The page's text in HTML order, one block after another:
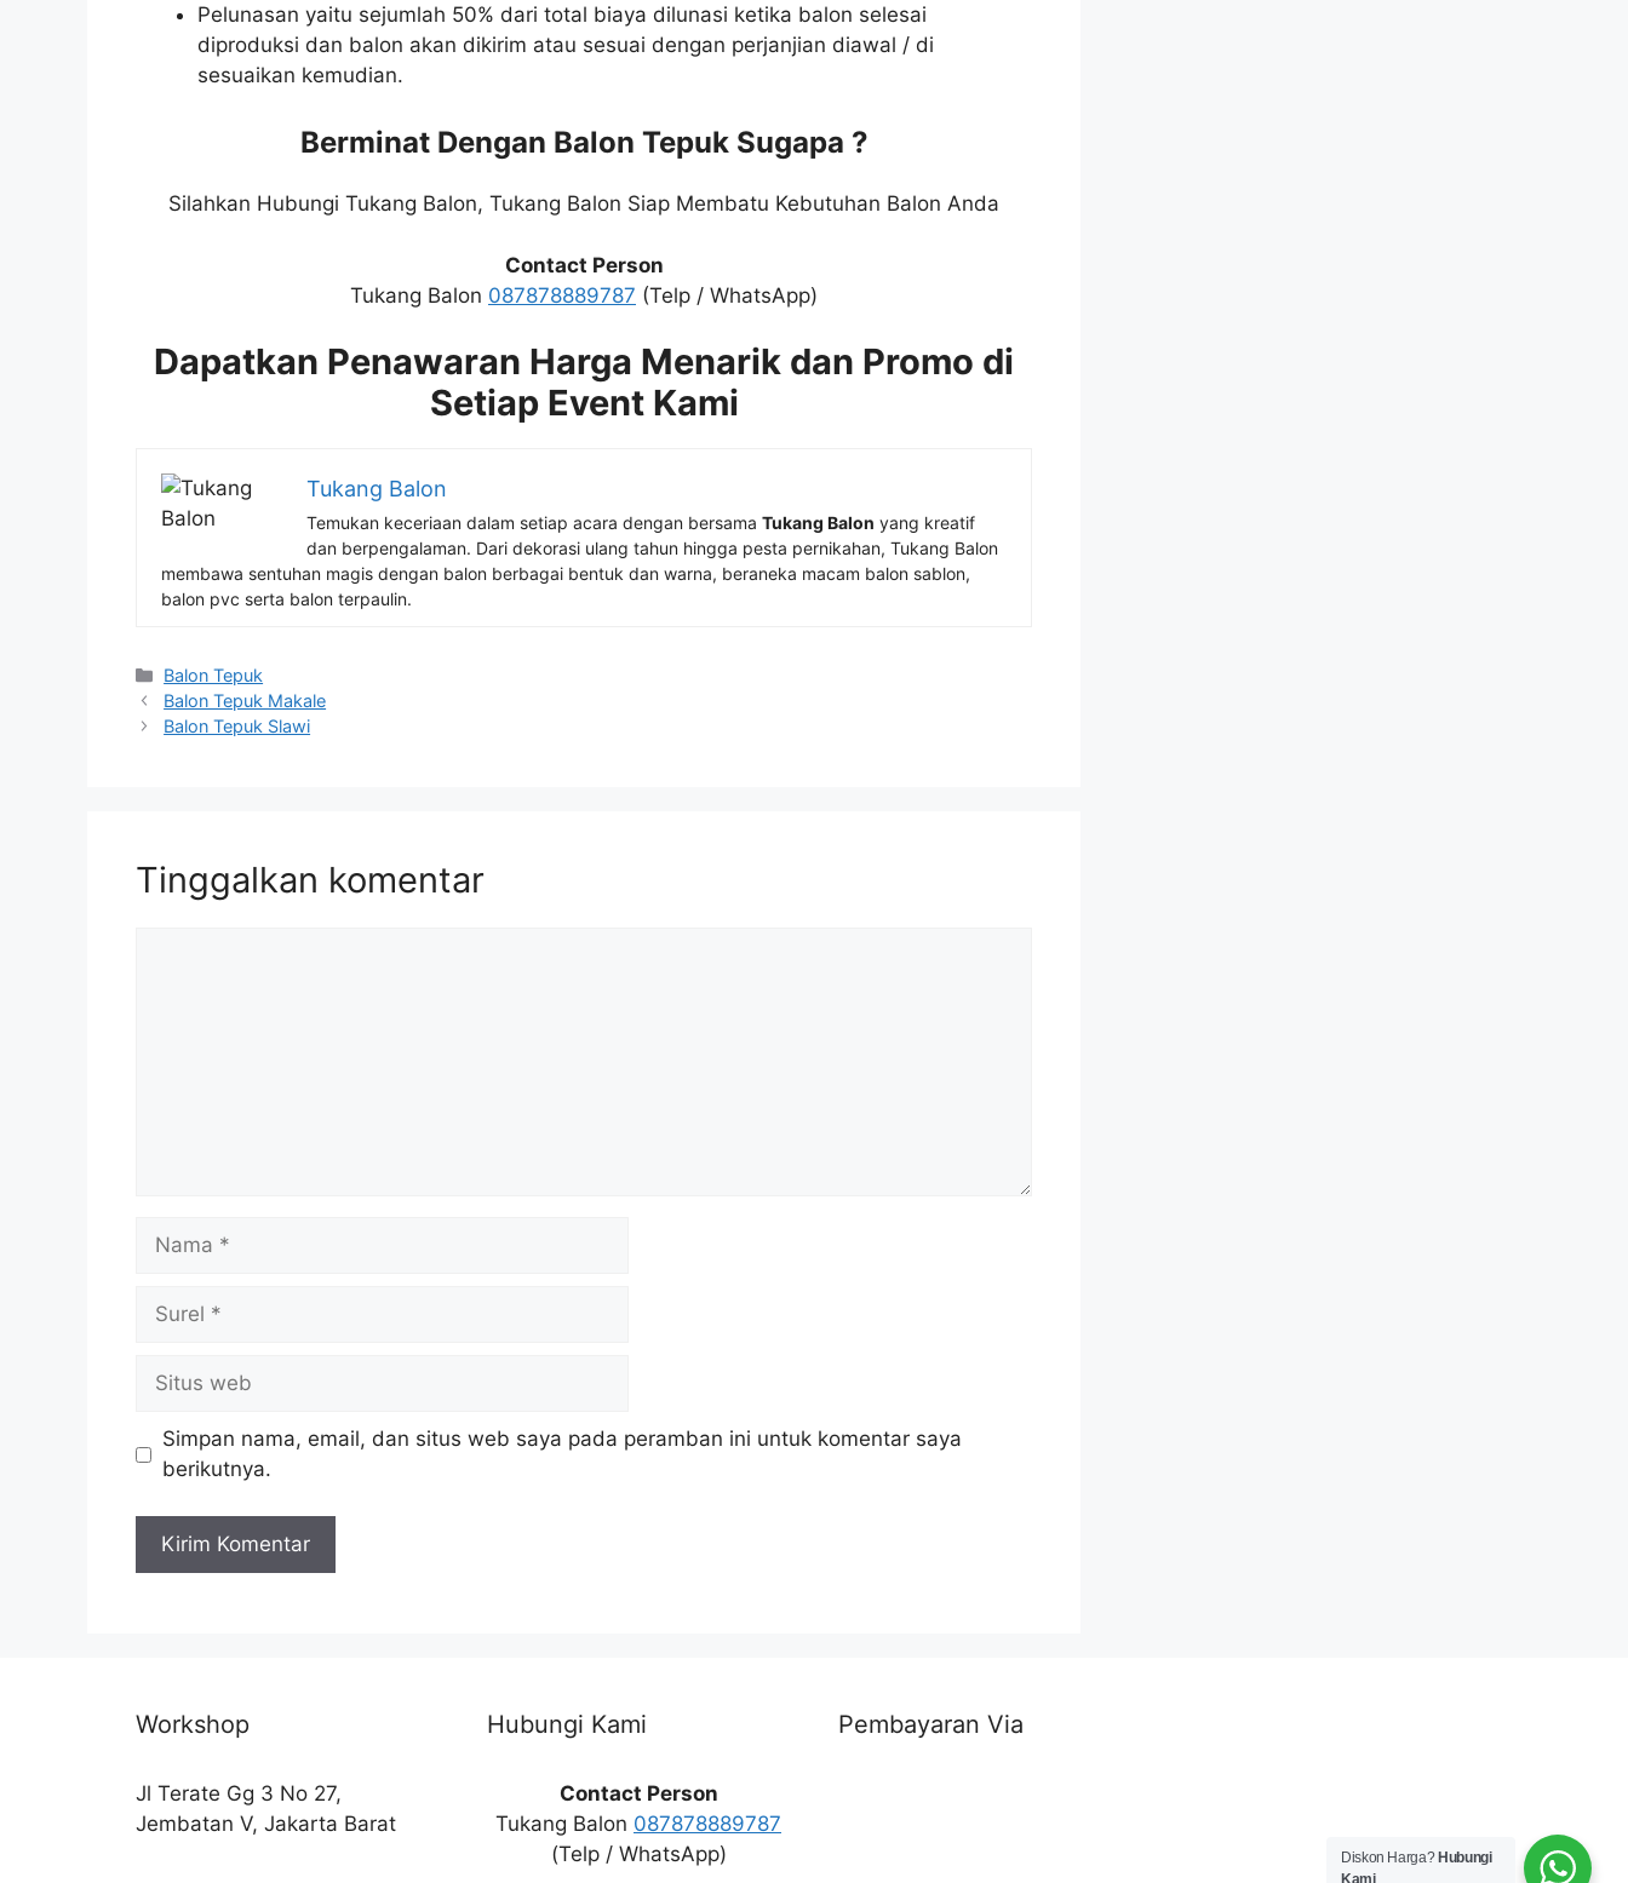
Pelunasan yaitu sejumlah 50% dari total biaya dilunasi ketika balon selesai
diproduksi dan balon akan dikirim atau sesuai dengan perjanjian diawal / di
sesuaikan kemudian.
Berminat Dengan Balon Tepuk Sugapa ?
Silahkan Hubungi Tukang Balon, Tukang Balon Siap Membatu Kebutuhan Balon Anda
Contact Person
Tukang Balon 087878889787 (Telp / WhatsApp)
Dapatkan Penawaran Harga Menarik dan Promo di
Setiap Event Kami
Tukang Balon
Temukan keceriaan dalam setiap acara dengan bersama Tukang Balon yang kreatif
dan berpengalaman. Dari dekorasi ulang tahun hingga pesta pernikahan, Tukang Balon
membawa sentuhan magis dengan balon berbagai bentuk dan warna, beraneka macam balon sablon,
balon pvc serta balon terpaulin.
Kategori
Balon Tepuk
Balon Tepuk Makale
Balon Tepuk Slawi
Tinggalkan komentar
Nama
Surel
Situs
web
Simpan nama, email, dan situs web saya pada peramban ini untuk komentar saya
berikutnya.
Workshop
Jl Terate Gg 3 No 27,
Jembatan V, Jakarta Barat
Hubungi Kami
Contact Person
Tukang Balon 087878889787
(Telp / WhatsApp)
Pembayaran Via
Diskon Harga? Hubungi
Kami